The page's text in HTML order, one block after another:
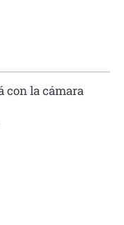
con la cámara